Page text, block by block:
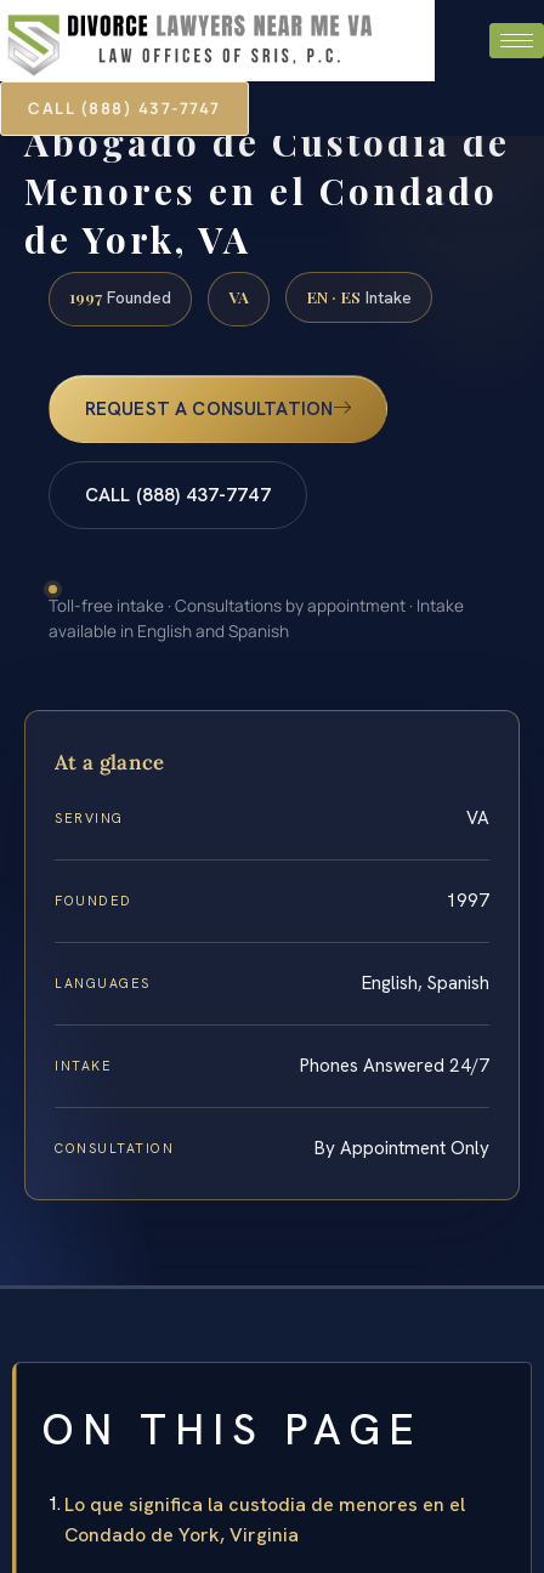
CALL (888) 437-7747
Abogado de Custodia de
Menores en el Condado
de York, VA
1997 Founded VA EN · ES Intake
REQUEST A CONSULTATION
CALL (888) 437-7747
Toll-free intake · Consultations by appointment · Intake
available in English and Spanish
At a glance
SERVING VA
FOUNDED 1997
LANGUAGES English, Spanish
INTAKE Phones Answered 24/7
CONSULTATION By Appointment Only
ON THIS PAGE
Lo que significa la custodia de menores en el
Condado de York, Virginia